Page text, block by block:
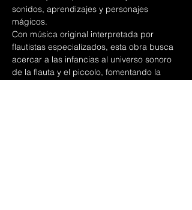
sonidos, aprendizajes y personajes
mágicos.
Con música original interpretada por
flautistas especializados, esta obra busca
acercar a las infancias al universo sonoro
de la flauta y el piccolo, fomentando la